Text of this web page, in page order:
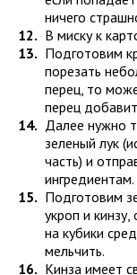
ничего
В миску к
Подготовим
порезать
перец, то
перец
Далее нужно
зеленый лук
часть) и
ингредиентам.
Подготовим
укроп и
на кубики
мельчить.
Кинза имеет